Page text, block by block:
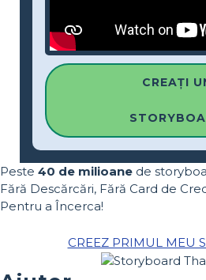
CREAȚI
Peste 40 de milioane de
Fără Descărcări, Fără Card de
Pentru a Încerca!
CREEZ PRIMUL MEU